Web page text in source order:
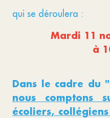
qui se déroulera :
Mardi 11
à
Dans le cadre du
nous comptons
écoliers,